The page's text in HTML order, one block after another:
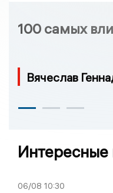
100 самых
Вячеслав
Интересные
06/08 10:30